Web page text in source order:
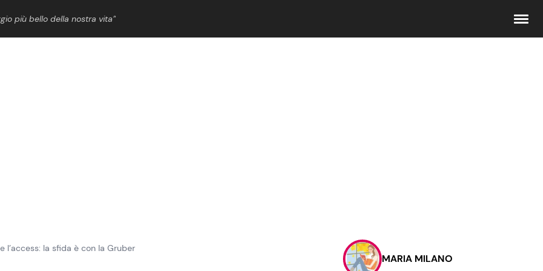
più bello della nostra vita”
Contattaci
Pubblicità
l’access: la sfida è con la Gruber
MARIA MILANO